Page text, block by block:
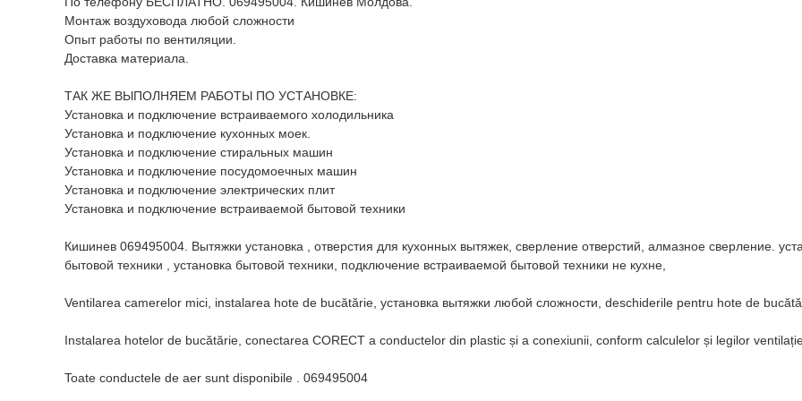
Монтаж воздуховода любой сложности
Опыт работы по вентиляции.
Доставка материала.
ТАК ЖЕ ВЫПОЛНЯЕМ РАБОТЫ ПО УСТАНОВКЕ:
Установка и подключение встраиваемого холодильника
Установка и подключение кухонных моек.
Установка и подключение стиральных машин
Установка и подключение посудомоечных машин
Установка и подключение электрических плит
Установка и подключение встраиваемой бытовой техники
Кишинев 069495004. Вытяжки установка , отверстия для кухонных вытяжек, сверление отверстий, алмазное сверление.
бытовой техники , установка бытовой техники, подключение встраиваемой бытовой техники не кухне,
Ventilarea camerelor mici, instalarea hote de bucătărie, установка вытяжки любой сложности, deschiderile pentru hote de
Instalarea hotelor de bucătărie, conectarea CORECT a conductelor din plastic și a conexiunii, conform calculelor și legilor
Toate conductele de aer sunt disponibile . 069495004